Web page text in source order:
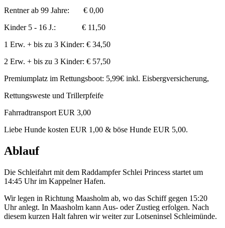
Rentner ab 99 Jahre: € 0,00
Kinder 5 - 16 J.: € 11,50
1 Erw. + bis zu 3 Kinder: € 34,50
2 Erw. + bis zu 3 Kinder: € 57,50
Premiumplatz im Rettungsboot: 5,99€ inkl. Eisbergversicherung,
Rettungsweste und Trillerpfeife
Fahrradtransport EUR 3,00
Liebe Hunde kosten EUR 1,00 & böse Hunde EUR 5,00.
Ablauf
Die Schleifahrt mit dem Raddampfer Schlei Princess startet um
14:45 Uhr im Kappelner Hafen.
Wir legen in Richtung Maasholm ab, wo das Schiff gegen 15:20
Uhr anlegt. In Maasholm kann Aus- oder Zustieg erfolgen. Nach
diesem kurzen Halt fahren wir weiter zur Lotseninsel Schleimünde.